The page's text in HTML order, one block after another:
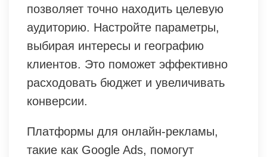
позволяет точно находить целевую
аудиторию. Настройте параметры,
выбирая интересы и географию
клиентов. Это поможет эффективно
расходовать бюджет и увеличивать
конверсии.
Платформы для онлайн-рекламы,
такие как Google Ads, помогут